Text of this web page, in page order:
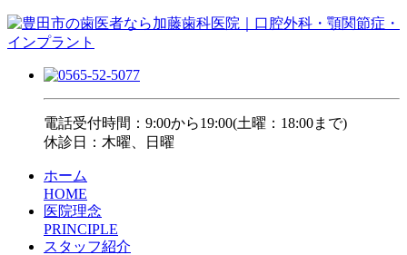
電話受付時間：9:00から19:00(土曜：18:00まで)
休診日：木曜、日曜
ホーム
HOME
医院理念
PRINCIPLE
スタッフ紹介